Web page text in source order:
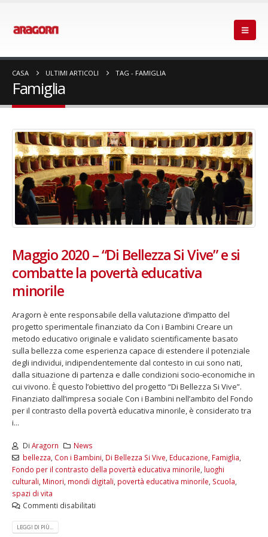
CASA ULTIMI ARTICOLI TAG - FAMIGLIA
Famiglia
Maggio 2020 – “Di Bellezza Si Vive” e si
combatte la povertà educativa
minorile
Aragorn è ente responsabile della valutazione d’impatto del
progetto sperimentale finanziato da Con i Bambini Creare un
metodo educativo originale e validato scientificamente basato
sulla bellezza come esperienza capace di estendere il potenziale
degli individui, indipendentemente dal contesto in cui sono nati,
dalla situazione di partenza e dalle condizioni socio-economiche in
cui vivono. È questo l’obiettivo del progetto “Di Bellezza Si Vive”.
Finanziato dall’impresa sociale Con i Bambini nell’ambito del Fondo
per il contrasto della povertà educativa minorile, è considerato tra
i...
Di Aragorn
News
bellezza Con i Bambini Di Bellezza Si Vive Educazione Famiglia
Fondo per il contrasto della povertà educativa minorile luoghi
culturali Minori mondi digitali povertà educativa minorile Scuola
spazi di vita
Commenti disabilitati
LEGGI DI PIÙ...